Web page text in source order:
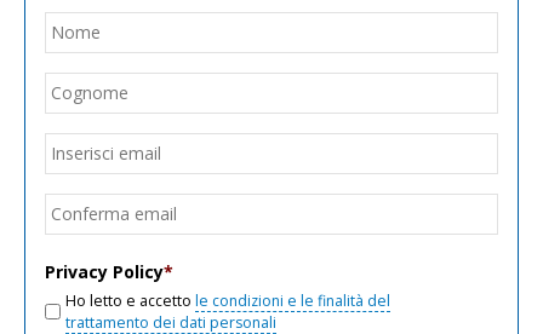
Nome
Email
Privacy Policy*
Ho letto e accetto le condizioni e le finalità del
trattamento dei dati personali